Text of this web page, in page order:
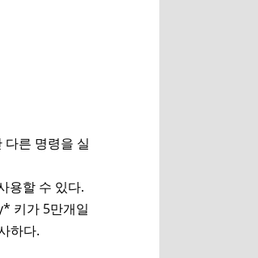
른 명령을 실
용할 수 있다.
키가 5만개일
하다.